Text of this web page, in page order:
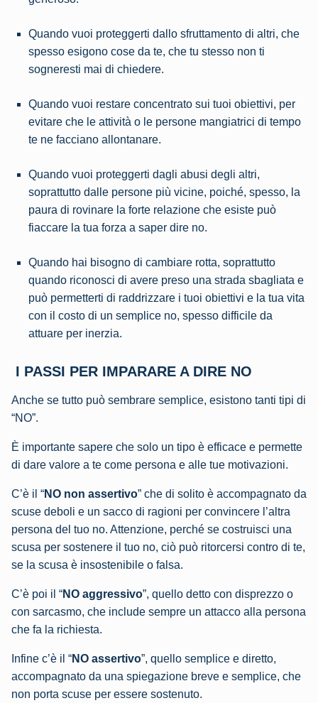
Quando vuoi proteggerti dallo sfruttamento di altri, che
spesso esigono cose da te, che tu stesso non ti
sogneresti mai di chiedere.
Quando vuoi restare concentrato sui tuoi obiettivi, per
evitare che le attività o le persone mangiatrici di tempo
te ne facciano allontanare.
Quando vuoi proteggerti dagli abusi degli altri,
soprattutto dalle persone più vicine, poiché, spesso, la
paura di rovinare la forte relazione che esiste può
fiaccare la tua forza a saper dire no.
Quando hai bisogno di cambiare rotta, soprattutto
quando riconosci di avere preso una strada sbagliata e
può permetterti di raddrizzare i tuoi obiettivi e la tua vita
con il costo di un semplice no, spesso difficile da
attuare per inerzia.
I PASSI PER IMPARARE A DIRE NO
Anche se tutto può sembrare semplice, esistono tanti tipi di
“NO”.
È importante sapere che solo un tipo è efficace e permette
di dare valore a te come persona e alle tue motivazioni.
C’è il “NO non assertivo” che di solito è accompagnato da
scuse deboli e un sacco di ragioni per convincere l’altra
persona del tuo no. Attenzione, perché se costruisci una
scusa per sostenere il tuo no, ciò può ritorcersi contro di te,
se la scusa è insostenibile o falsa.
C’è poi il “NO aggressivo”, quello detto con disprezzo o
con sarcasmo, che include sempre un attacco alla persona
che fa la richiesta.
Infine c’è il “NO assertivo”, quello semplice e diretto,
accompagnato da una spiegazione breve e semplice, che
non porta scuse per essere sostenuto.